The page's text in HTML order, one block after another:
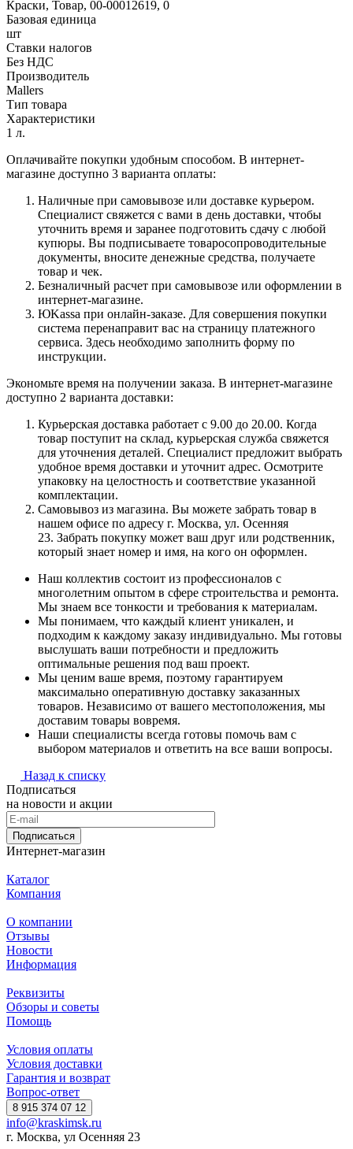
Краски, Товар, 00-00012619, 0
Базовая единица
шт
Ставки налогов
Без НДС
Производитель
Mallers
Тип товара
Характеристики
1 л.
Оплачивайте покупки удобным способом. В интернет-
магазине доступно 3 варианта оплаты:
Наличные при самовывозе или доставке курьером.
Специалист свяжется с вами в день доставки, чтобы
уточнить время и заранее подготовить сдачу с любой
купюры. Вы подписываете товаросопроводительные
документы, вносите денежные средства, получаете
товар и чек.
Безналичный расчет при самовывозе или оформлении в
интернет-магазине.
ЮKassa при онлайн-заказе. Для совершения покупки
система перенаправит вас на страницу платежного
сервиса. Здесь необходимо заполнить форму по
инструкции.
Экономьте время на получении заказа. В интернет-магазине
доступно 2 варианта доставки:
Курьерская доставка работает с 9.00 до 20.00. Когда
товар поступит на склад, курьерская служба свяжется
для уточнения деталей. Специалист предложит выбрать
удобное время доставки и уточнит адрес. Осмотрите
упаковку на целостность и соответствие указанной
комплектации.
Самовывоз из магазина. Вы можете забрать товар в
нашем офисе по адресу г. Москва, ул. Осенняя
23. Забрать покупку может ваш друг или родственник,
который знает номер и имя, на кого он оформлен.
Наш коллектив состоит из профессионалов с
многолетним опытом в сфере строительства и ремонта.
Мы знаем все тонкости и требования к материалам.
Мы понимаем, что каждый клиент уникален, и
подходим к каждому заказу индивидуально. Мы готовы
выслушать ваши потребности и предложить
оптимальные решения под ваш проект.
Мы ценим ваше время, поэтому гарантируем
максимально оперативную доставку заказанных
товаров. Независимо от вашего местоположения, мы
доставим товары вовремя.
Наши специалисты всегда готовы помочь вам с
выбором материалов и ответить на все ваши вопросы.
Назад к списку
Подписаться
на новости и акции
Подписаться
Интернет-магазин
Каталог
Компания
О компании
Отзывы
Новости
Информация
Реквизиты
Обзоры и советы
Помощь
Условия оплаты
Условия доставки
Гарантия и возврат
Вопрос-ответ
8 915 374 07 12
info@kraskimsk.ru
г. Москва, ул Осенняя 23